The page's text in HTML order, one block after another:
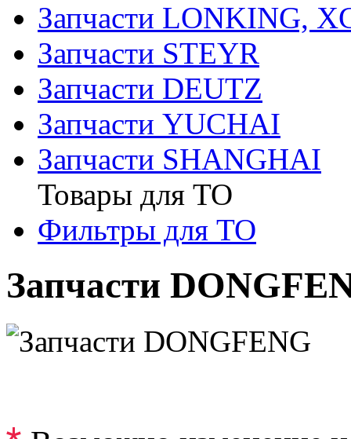
Запчасти LONKING,
Запчасти STEYR
Запчасти DEUTZ
Запчасти YUCHAI
Запчасти SHANGHAI
Товары для ТО
Фильтры для ТО
Запчасти